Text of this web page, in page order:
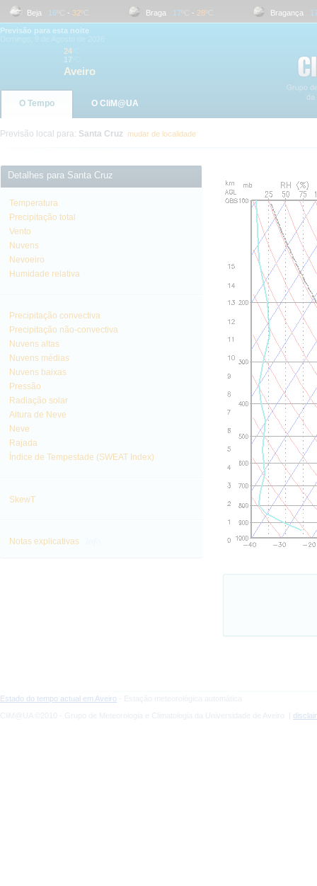
Beja 16 ºC- 32 ºC Braga 17 ºC- 28 ºC Bragança 17 ºC
Previsão para esta noite
24
17
Aveiro
O Tempo O CliM@UA
Previsão local para: Santa Cruz mudar de localidade
Detalhes para Santa Cruz
Temperatura
Precipitação total
Vento
Nuvens
Nevoeiro
Humidade relativa
Precipitação convectiva
Precipitação não-convectiva
Nuvens altas
Nuvens médias
Nuvens baixas
Pressão
Radiação solar
Altura de Neve
Neve
Rajada
Índice de Tempestade (SWEAT Index)
SkewT
Notas explicativas
Estado do tempo actual em Aveiro - Estação meteorológica automática
CliM@UA ©2010 - Grupo de Meteorologia e Climatologia da Universidade de Aveiro |